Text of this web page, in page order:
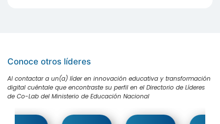
Conoce otros líderes
Al contactar a un(a) líder en innovación educativa y transformación
digital cuéntale que encontraste su perfil en el Directorio de Líderes
de Co-Lab del Ministerio de Educación Nacional